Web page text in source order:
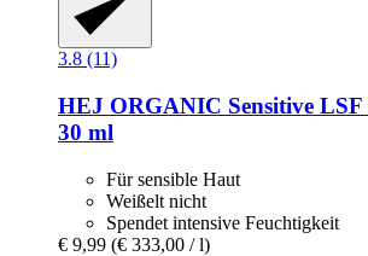
3.8 (11)
HEJ ORGANIC Sensitive LSF
30 ml
Für sensible Haut
Weißelt nicht
Spendet intensive Feuchtigkeit
€ 9,99 (€ 333,00 / l)